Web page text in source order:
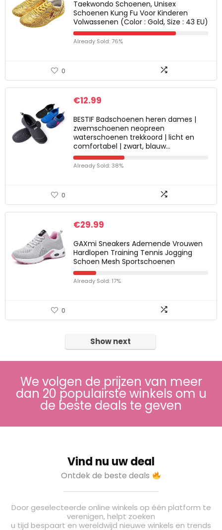
Taekwondo Schoenen, Unisex
Schoenen Kung Fu Voor Kinderen
Volwassenen (Color : Gold, Size : 43 EU)
Already Sold: 76%
0
€12.99
BESTIF Badschoenen heren dames |
zwemschoenen neopreen
waterschoenen trekkoord | licht en
comfortabel | zwart, blauw…
Already Sold: 38%
0
€29.99
GAXmi Sneakers Ademende Vrouwen
Hardlopen Training Tennis Jogging
Schoen Mesh Sportschoenen
Already Sold: 17%
0
Show next
We volgen de prijzen van meer
dan 20 populairste winkels om u
de beste deals te geven
Vind nu uw deal
Ontdek de beste deals
Door geselecteerde online winkels op één platform te
verenigen, helpt zoeken
u tijd bespaart en wereldwijd nieuwe winkels en trends